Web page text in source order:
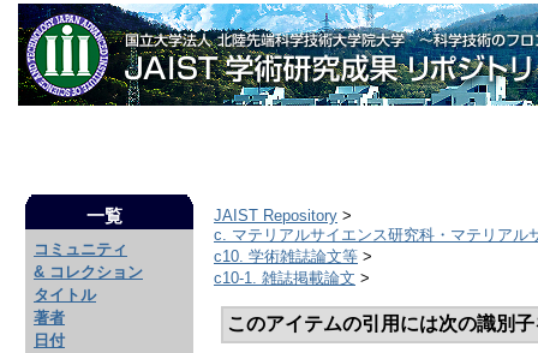
一覧
コミュニティ
& コレクション
タイトル
著者
日付
JAIST Repository >
c. マテリアルサイエンス研究科・マテリアル
c10. 学術雑誌論文等 >
c10-1. 雑誌掲載論文 >
このアイテムの引用には次の識別